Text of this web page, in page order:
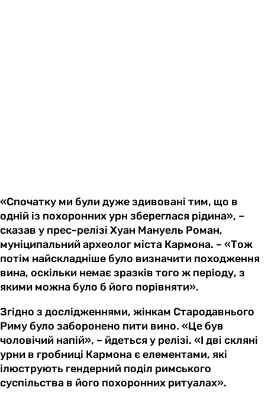
«Спочатку ми були дуже здивовані тим, що в
одній із похоронних урн збереглася рідина», –
сказав у прес-релізі Хуан Мануель Роман,
муніципальний археолог міста Кармона. – «Тож
потім найскладніше було визначити походження
вина, оскільки немає зразків того ж періоду, з
якими можна було б його порівняти».
Згідно з дослідженнями, жінкам Стародавнього
Риму було заборонено пити вино. «Це був
чоловічий напій», – йдеться у релізі. «І дві скляні
урни в гробниці Кармона є елементами, які
ілюструють гендерний поділ римського
суспільства в його похоронних ритуалах».